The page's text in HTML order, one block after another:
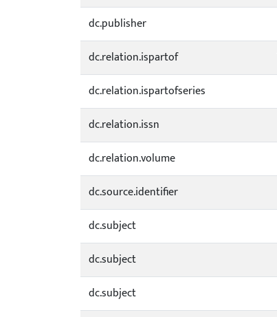
dc.publisher
dc.relation.ispartof
dc.relation.ispartofseries
dc.relation.issn
dc.relation.volume
dc.source.identifier
dc.subject
dc.subject
dc.subject